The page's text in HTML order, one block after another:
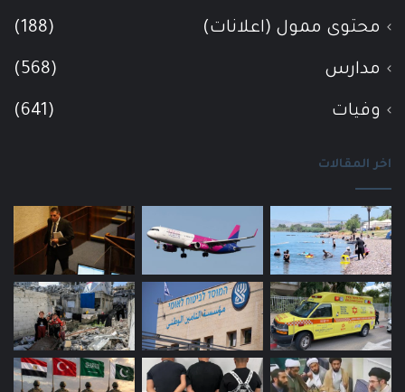
محتوى ممول (اعلانات) (188)
مدارس (568)
وفيات (641)
اخر المقالات